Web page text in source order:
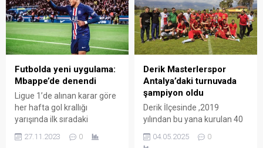
tarihinde oynadığı ilk
maçında gol atan en genç
oyuncu oldu.
Futbolda yeni uygulama:
Mbappe’de denendi
Ligue 1’de alınan karar göre
her hafta gol krallığı
yarışında ilk sıradaki
“top scorer (en golcü)”
27.11.2023 0
Derik Masterlerspor
Antalya’daki turnuvada
şampiyon oldu
Derik İlçesinde ,2019
yılından bu yana kurulan 40
Masterlerspor takımı,
04.05.2025 0